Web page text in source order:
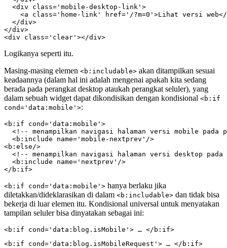
  <div class='mobile-desktop-link'>
<a class='home-link' href='/?m=0'>Lihat versi
  </div>
</div>
<div class='clear'></div>
Logikanya seperti itu.
Masing-masing elemen <b:includable> akan ditampilkan sesuai
keadaannya (dalam hal ini adalah mengenai apakah kita sedang
berada pada perangkat desktop ataukah perangkat seluler), yang
dalam sebuah widget dapat dikondisikan dengan kondisional <b:if
cond='data:mobile'>:
<b:if cond='data:mobile'>
<!-- menampilkan navigasi halaman versi mobile pada
  <b:include name='mobile-nextprev'/>
<b:else/>
<!-- menampilkan navigasi halaman versi desktop pada
  <b:include name='nextprev'/>
</b:if>
<b:if cond='data:mobile'> hanya berlaku jika
diletakkan/dideklarasikan di dalam <b:includable> dan tidak bisa
bekerja di luar elemen itu. Kondisional universal untuk menyatakan
tampilan seluler bisa dinyatakan sebagai ini:
<b:if cond='data:blog.isMobile'> … </b:if>
<b:if cond='data:blog.isMobileRequest'> … </b:if>